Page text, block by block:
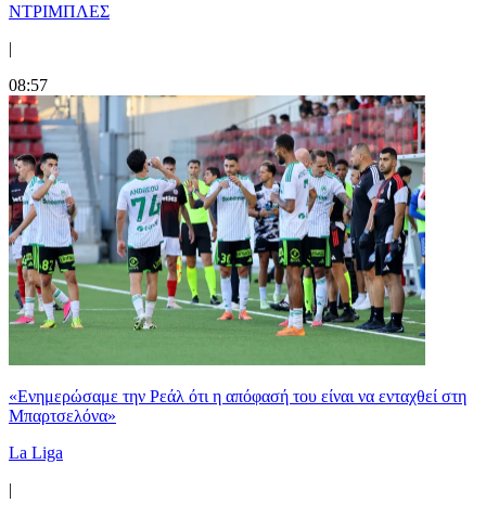
ΝΤΡΙΜΠΛΕΣ
|
08:57
«Ενημερώσαμε την Ρεάλ ότι η απόφασή του είναι να ενταχθεί στη
Μπαρτσελόνα»
La Liga
|